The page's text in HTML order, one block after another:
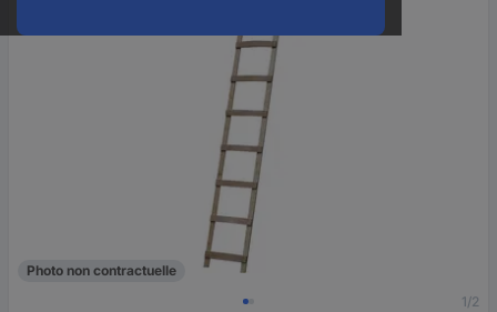
1/2
Photo non contractuelle